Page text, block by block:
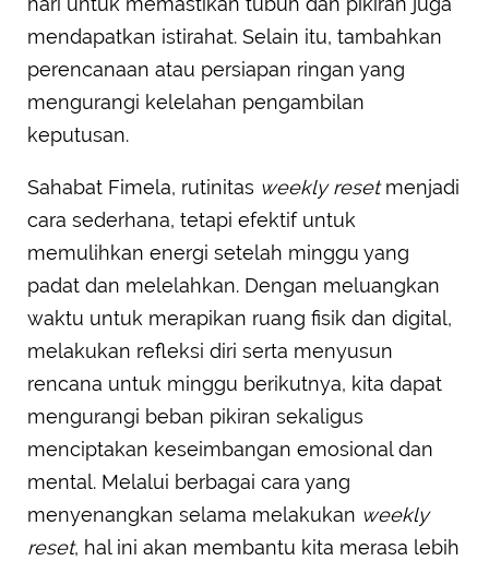
mendapatkan istirahat. Selain itu, tambahkan
perencanaan atau persiapan ringan yang
mengurangi kelelahan pengambilan
keputusan.
Sahabat Fimela, rutinitas weekly resetmenjadi
cara sederhana, tetapi efektif untuk
memulihkan energi setelah minggu yang
padat dan melelahkan. Dengan meluangkan
waktu untuk merapikan ruang fisik dan digital,
melakukan refleksi diri serta menyusun
rencana untuk minggu berikutnya, kita dapat
mengurangi beban pikiran sekaligus
menciptakan keseimbangan emosional dan
mental. Melalui berbagai cara yang
menyenangkan selama melakukan weekly
reset, hal ini akan membantu kita merasa lebih